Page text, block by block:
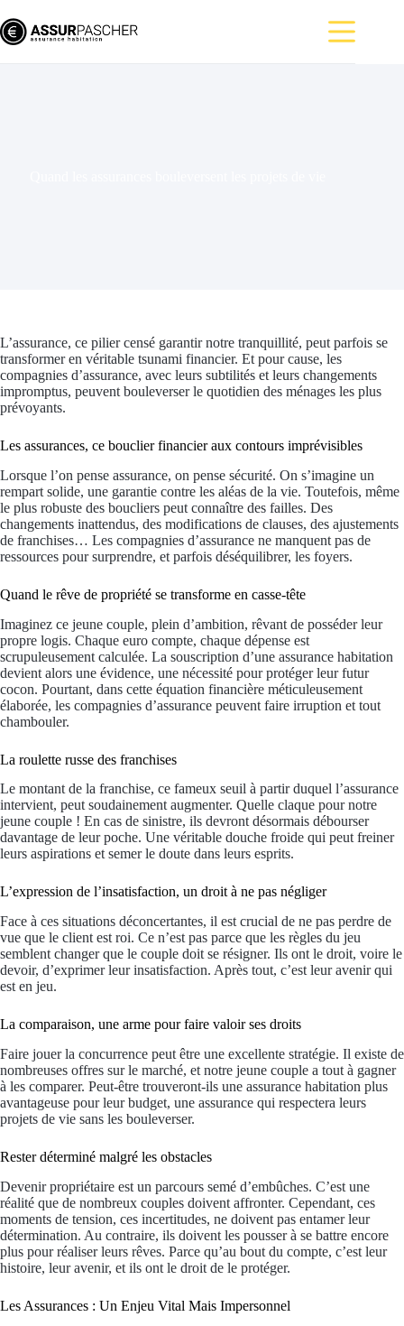
au
contenu
L’assurance, ce pilier censé garantir notre tranquillité, peut parfois se
transformer en véritable tsunami financier. Et pour cause, les
compagnies d’assurance, avec leurs subtilités et leurs changements
impromptus, peuvent bouleverser le quotidien des ménages les plus
prévoyants.
Les assurances, ce bouclier financier aux contours imprévisibles
Lorsque l’on pense assurance, on pense sécurité. On s’imagine un
rempart solide, une garantie contre les aléas de la vie. Toutefois, même
le plus robuste des boucliers peut connaître des failles. Des
changements inattendus, des modifications de clauses, des ajustements
de franchises… Les compagnies d’assurance ne manquent pas de
ressources pour surprendre, et parfois déséquilibrer, les foyers.
Quand le rêve de propriété se transforme en casse-tête
Imaginez ce jeune couple, plein d’ambition, rêvant de posséder leur
propre logis. Chaque euro compte, chaque dépense est
scrupuleusement calculée. La souscription d’une assurance habitation
devient alors une évidence, une nécessité pour protéger leur futur
cocon. Pourtant, dans cette équation financière méticuleusement
élaborée, les compagnies d’assurance peuvent faire irruption et tout
chambouler.
La roulette russe des franchises
Le montant de la franchise, ce fameux seuil à partir duquel l’assurance
intervient, peut soudainement augmenter. Quelle claque pour notre
jeune couple ! En cas de sinistre, ils devront désormais débourser
davantage de leur poche. Une véritable douche froide qui peut freiner
leurs aspirations et semer le doute dans leurs esprits.
L’expression de l’insatisfaction, un droit à ne pas négliger
Face à ces situations déconcertantes, il est crucial de ne pas perdre de
vue que le client est roi. Ce n’est pas parce que les règles du jeu
semblent changer que le couple doit se résigner. Ils ont le droit, voire le
devoir, d’exprimer leur insatisfaction. Après tout, c’est leur avenir qui
est en jeu.
La comparaison, une arme pour faire valoir ses droits
Faire jouer la concurrence peut être une excellente stratégie. Il existe de
nombreuses offres sur le marché, et notre jeune couple a tout à gagner
à les comparer. Peut-être trouveront-ils une assurance habitation plus
avantageuse pour leur budget, une assurance qui respectera leurs
projets de vie sans les bouleverser.
Rester déterminé malgré les obstacles
Devenir propriétaire est un parcours semé d’embûches. C’est une
réalité que de nombreux couples doivent affronter. Cependant, ces
moments de tension, ces incertitudes, ne doivent pas entamer leur
détermination. Au contraire, ils doivent les pousser à se battre encore
plus pour réaliser leurs rêves. Parce qu’au bout du compte, c’est leur
histoire, leur avenir, et ils ont le droit de le protéger.
Les Assurances : Un Enjeu Vital Mais Impersonnel